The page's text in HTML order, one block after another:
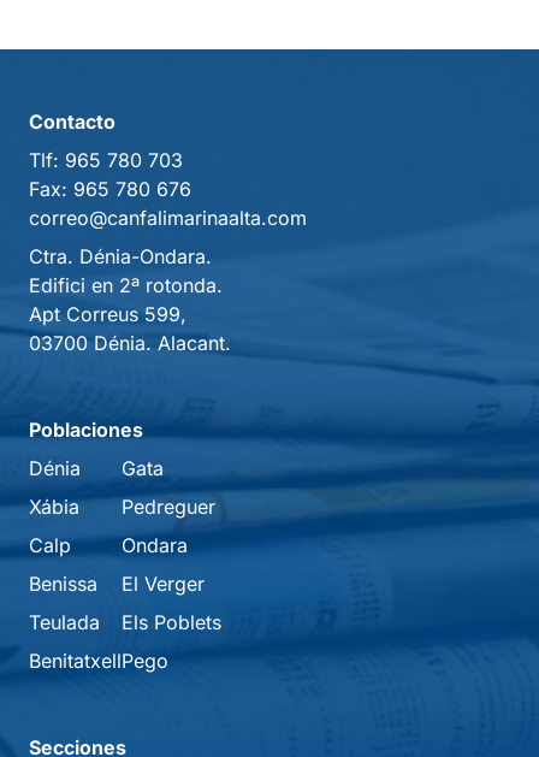
Contacto
Tlf: 965 780 703
Fax: 965 780 676
correo@canfalimarinaalta.com
Ctra. Dénia-Ondara.
Edifici en 2ª rotonda.
Apt Correus 599,
03700 Dénia. Alacant.
Poblaciones
Dénia
Xábia
Calp
Benissa
Teulada
Benitatxell
Gata
Pedreguer
Ondara
El Verger
Els Poblets
Pego
Secciones